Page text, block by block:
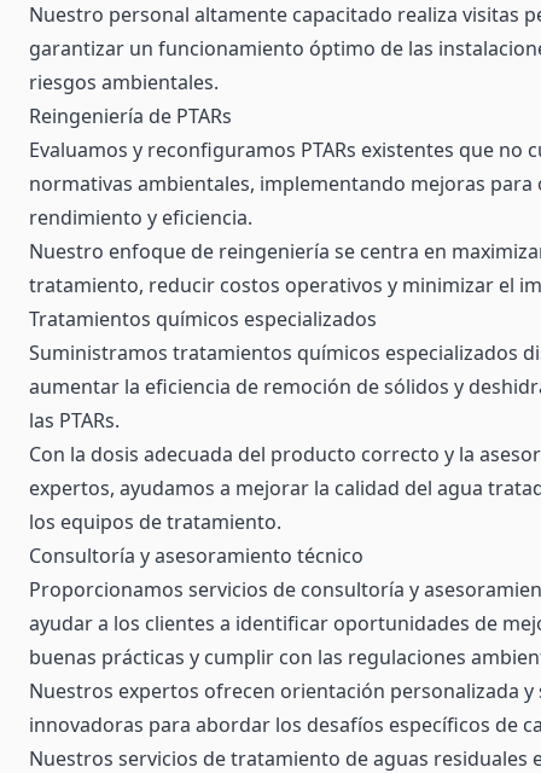
Nuestro personal altamente capacitado realiza visitas
garantizar un funcionamiento óptimo de las
riesgos ambientales.
Reingeniería de PTARs
Evaluamos y reconfiguramos PTARs existentes que no
normativas ambientales, implementando mejoras para
rendimiento y eficiencia.
Nuestro enfoque de reingeniería se centra en
tratamiento, reducir costos operativos y minimizar el
Tratamientos químicos especializados
Suministramos tratamientos químicos especializados
aumentar la eficiencia de remoción de sólidos y
las PTARs.
Con la dosis adecuada del producto correcto y la
expertos, ayudamos a mejorar la calidad del agua
los equipos de tratamiento.
Consultoría y asesoramiento técnico
Proporcionamos servicios de consultoría y
ayudar a los clientes a identificar oportunidades de
buenas prácticas y cumplir con las regulaciones
Nuestros expertos ofrecen orientación personalizada y
innovadoras para abordar los desafíos específicos de
Nuestros servicios de tratamiento de aguas residuales